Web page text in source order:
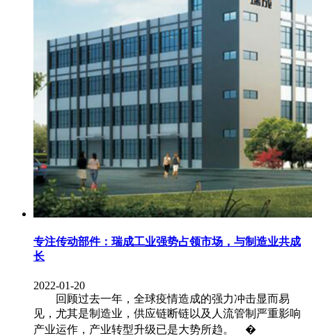
专注传动部件：瑞成工业强势占领市场，与制造业共成
长
2022-01-20
回顾过去一年，全球疫情造成的强力冲击显而易
见，尤其是制造业，供应链断链以及人流管制严重影响
产业运作，产业转型升级已是大势所趋。 �